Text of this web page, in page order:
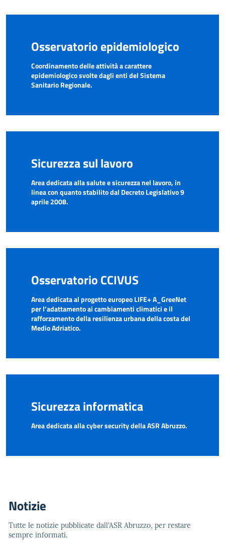
Osservatorio epidemiologico
Coordinamento delle attività a carattere
epidemiologico svolte dagli enti del Sistema
Sanitario Regionale.
Sicurezza sul lavoro
Area dedicata alla salute e sicurezza nel lavoro, in
linea con quanto stabilito dal Decreto Legislativo 9
aprile 2008.
Osservatorio CCIVUS
Area dedicata al progetto europeo LIFE+ A_GreeNet
per l’adattamento ai cambiamenti climatici e il
rafforzamento della resilienza urbana della costa del
Medio Adriatico.
Sicurezza informatica
Area dedicata alla cyber security della ASR Abruzzo.
Notizie
Tutte le notizie pubblicate dall'ASR Abruzzo, per restare
sempre informati.